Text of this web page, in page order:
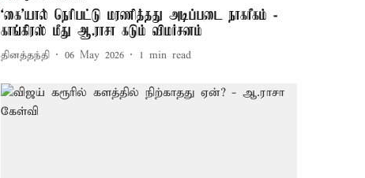
‘கை’யால் நெரிபட்டு மரணித்தது அடிப்படை நாகரீகம் -
காங்கிரஸ் மீது ஆ.ராசா கடும் விமர்சனம்
தினத்தந்தி 06 May 2026 1 min read